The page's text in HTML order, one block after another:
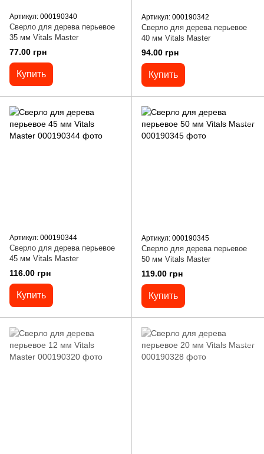
Артикул: 000190340
Сверло для дерева перьевое
35 мм Vitals Master
77.00 грн
Купить
Артикул: 000190342
Сверло для дерева перьевое
40 мм Vitals Master
94.00 грн
Купить
Артикул: 000190344
Сверло для дерева перьевое
45 мм Vitals Master
116.00 грн
Купить
Артикул: 000190345
Сверло для дерева перьевое
50 мм Vitals Master
119.00 грн
Купить